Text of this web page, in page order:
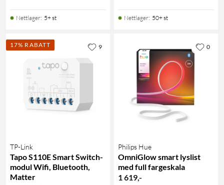
Nettlager: 5+ st Nettlager: 50+ st
17% RABATT
TP-Link
Tapo S110E Smart Switch-
modul Wifi, Bluetooth,
Matter
9
Philips Hue
OmniGlow smart lyslist
med full fargeskala
1 619,-
0